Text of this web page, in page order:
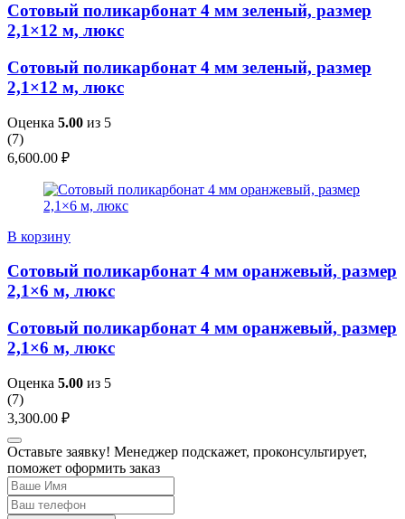
Сотовый поликарбонат 4 мм зеленый, размер
2,1×12 м, люкс
Сотовый поликарбонат 4 мм зеленый, размер
2,1×12 м, люкс
Оценка 5.00 из 5
(7)
6,600.00 ₽
В корзину
Сотовый поликарбонат 4 мм оранжевый, размер
2,1×6 м, люкс
Сотовый поликарбонат 4 мм оранжевый, размер
2,1×6 м, люкс
Оценка 5.00 из 5
(7)
3,300.00 ₽
Оставьте заявку! Менеджер подскажет, проконсультирует,
поможет оформить заказ